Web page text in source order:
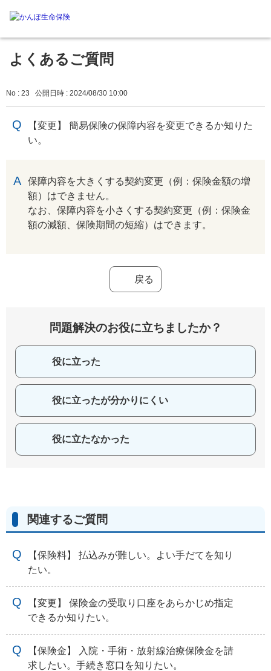
よくあるご質問
No : 23 公開日時 : 2024/08/30 10:00
【変更】 簡易保険の保障内容を変更できるか知りた
い。
保障内容を大きくする契約変更（例：保険金額の増
額）はできません。
なお、保障内容を小さくする契約変更（例：保険金
額の減額、保険期間の短縮）はできます。
戻る
問題解決のお役に立ちましたか？
役に立った
役に立ったが分かりにくい
役に立たなかった
関連するご質問
【保険料】 払込みが難しい。よい手だてを知り
たい。
【変更】 保険金の受取り口座をあらかじめ指定
できるか知りたい。
【保険金】 入院・手術・放射線治療保険金を請
求したい。手続き窓口を知りたい。